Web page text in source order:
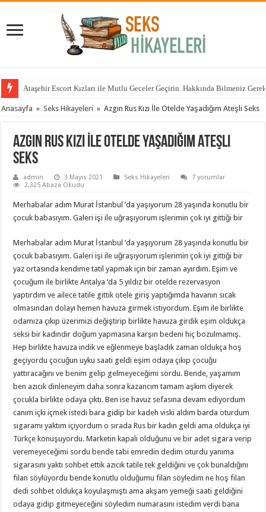
Ataşehir Escort Kızları ile Mutlu Geceler Geçirin. Hakkında Bilmeniz
Anasayfa » Seks Hikayeleri » Azgın Rus Kızı İle Otelde Yaşadığım Ateşli Seks
Azgın Rus Kızı İle Otelde Yaşadığım Ateşli
Seks
admin 3 Mayıs 2021 Seks Hikayeleri
7 yorumlar
2,325 Abaza Okudu
Merhabalar adım Murat İstanbul ’da yaşıyorum 28 yaşında konutlu bir
çocuk babasıyım. Galeri işi ile uğraşıyorum işlerimin çok iyi gittiği bir
Merhabalar adım Murat İstanbul ’da yaşıyorum 28 yaşında konutlu bir
çocuk babasıyım. Galeri işi ile uğraşıyorum işlerimin çok iyi gittiği bir
yaz ortasında kendime tatil yapmak için bir zaman ayırdım. Eşim ve
çocuğum ile birlikte Antalya ’da 5 yıldız bir otelde rezervasyon
yaptırdım ve ailece tatile gittik otele giriş yaptığımda havanın sıcak
olmasından dolayı hemen havuza girmek istiyordum. Eşim ile birlikte
odamıza çıkıp üzerimizi değiştirip birlikte havuza girdik eşim oldukça
seksi bir kadındır doğum yapmasına karşın bedeni hiç bozulmamış.
Hep birlikte havuza indik ve eğlenmeye başladık zaman oldukça hoş
geçiyordu çocuğun uyku saati geldi eşim odaya çıkıp çocuğu
yattıracağını ve benim gelip gelmeyeceğimi sordu. Bende, yaşamım
ben azıcık dinleneyim daha sonra kazancım tamam aşkım diyerek
çocukla birlikte odaya çıktı. Ben ise havuz sefasına devam ediyordum
canım içki içmek istedi bara gidip bir kadeh viski aldım barda oturdum
sigaramı yaktım içiyordum o sırada Rus bir kadın geldi ama oldukça iyi
Türkçe konuşuyordu. Marketin kapalı olduğunu ve bir adet sigara verip
veremeyeceğimi sordu bende tabi emredin dedim oturdu yanıma
sigarasını yaktı sohbet ettik azıcık tatile tek geldiğini ve çok bunaldığını
filan söylüyordu bende konutlu olduğumu filan söyledim ne hoş filan
dedi sohbet oldukça koyulaşmıştı ama akşam yemeği saati geldiğini
odaya gidip gitmeyeceğini söyledim numarasını istedim verdi bana